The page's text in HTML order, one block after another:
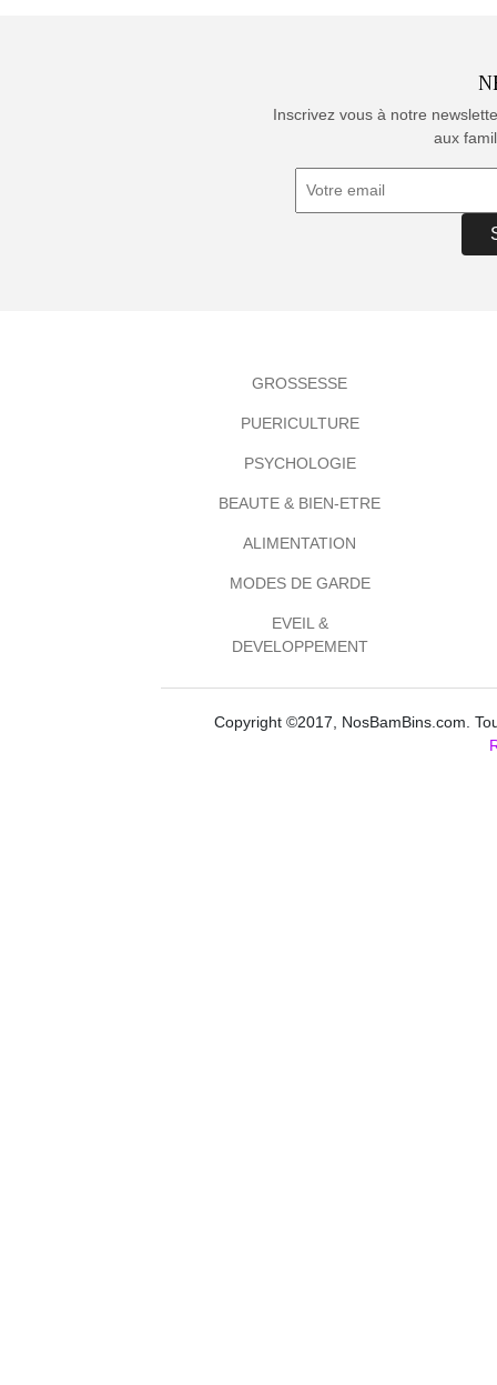
Inscrivez vous à notre
aux
GROSSESSE
PUERICULTURE
PSYCHOLOGIE
BEAUTE & BIEN-ETRE
ALIMENTATION
MODES DE GARDE
EVEIL &
DEVELOPPEMENT
Copyright ©2017, NosBamBins.com.